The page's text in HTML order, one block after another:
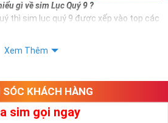
gì về sim Lục Quý 9 ?
thì sim lục quý 9 được xếp vào top các
của mình.
Xem Thêm
KHÁCH HÀNG
sim gọi ngay